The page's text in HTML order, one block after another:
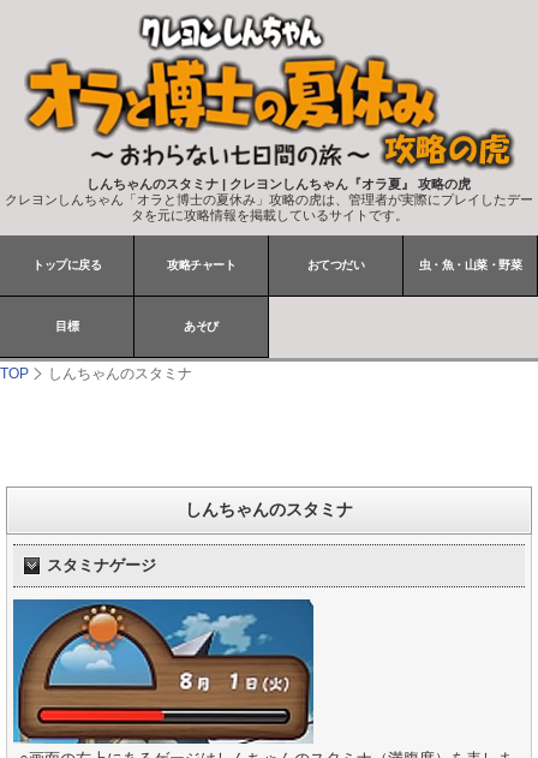
しんちゃんのスタミナ | クレヨンしんちゃん『オラ夏』 攻略の虎
クレヨンしんちゃん「オラと博士の夏休み」攻略の虎は、管理者が実際にプレイしたデー
タを元に攻略情報を掲載しているサイトです。
トップに戻る 攻略チャート おてつだい 虫・魚・山菜・野菜
目標 あそび
TOP しんちゃんのスタミナ
しんちゃんのスタミナ
スタミナゲージ